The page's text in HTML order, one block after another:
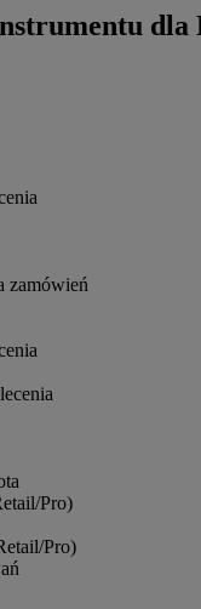
dla
zamówień
Pro)
Pro)